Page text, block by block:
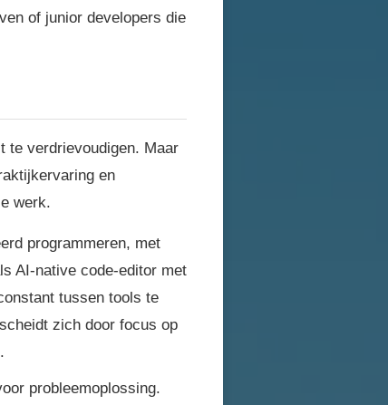
of junior developers die
te verdrievoudigen. Maar
en
werk.
programmeren, met
AI-native code-editor met
tussen tools te
zich door focus op
probleemoplossing.